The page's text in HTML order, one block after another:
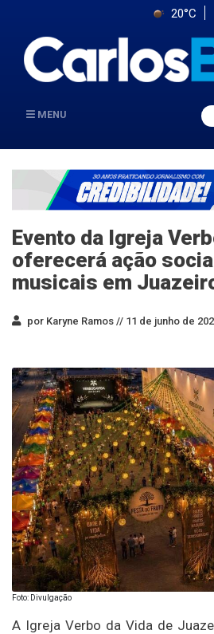
20°C
MENU
Evento da Igreja
oferecerá ação
musicais em
por Karyne Ramos // 11 de junho de
Foto: Divulgação
A Igreja Verbo da Vida de